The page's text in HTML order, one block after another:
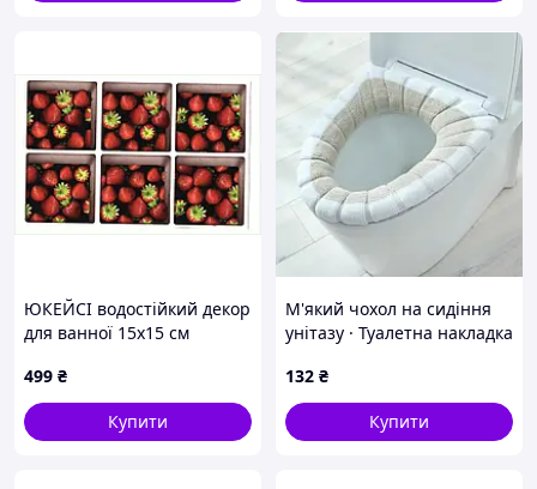
ЮКЕЙСІ водостійкий декор
для ванної 15х15 см
499 ₴
Купити
М'який чохол на сидіння
унітазу · Туалетна накладка
132 ₴
Купити